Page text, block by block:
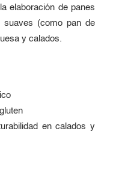
elaboración de panes
(como pan de
y calados.
en calados y